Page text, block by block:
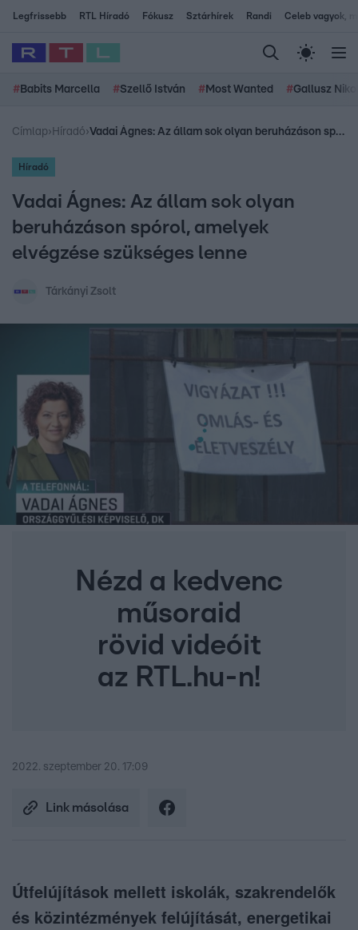
Legfrissebb RTL Híradó Fókusz Sztárhírek Randi Celeb vagyok,
# Babits Marcella #Szellő István # Most Wanted #Gallusz
Címlap› Híradó› Vadai Ágnes: Az állam sok olyan beruházáson spórol, amelyek elvégzése szükséges lenne
Híradó
Vadai Ágnes: Az állam sok olyan
beruházáson spórol, amelyek
elvégzése szükséges lenne
Tárkányi Zsolt
Nézd a kedvenc
műsoraid
rövid videóit
az RTL.hu-n!
2022. szeptember 20. 17:09
Link másolása
Útfelújítások mellett iskolák, szakrendelők
és közintézmények felújítását, energetikai